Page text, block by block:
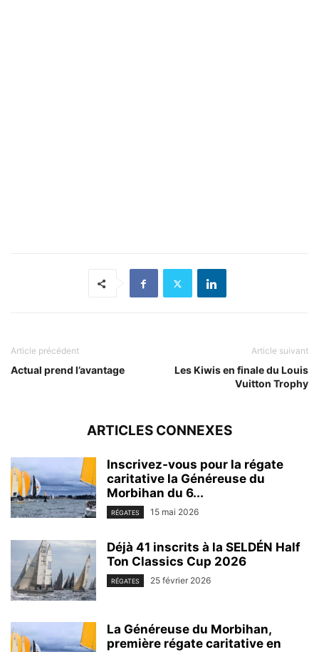
Article précédent
Actual prend l’avantage
Article suivant
Les Kiwis en finale du Louis
Vuitton Trophy
ARTICLES CONNEXES
Inscrivez-vous pour la régate
caritative la Généreuse du
Morbihan du 6...
RÉGATES 15 mai 2026
Déjà 41 inscrits à la SELDÉN Half
Ton Classics Cup 2026
RÉGATES 25 février 2026
La Généreuse du Morbihan,
première régate caritative en